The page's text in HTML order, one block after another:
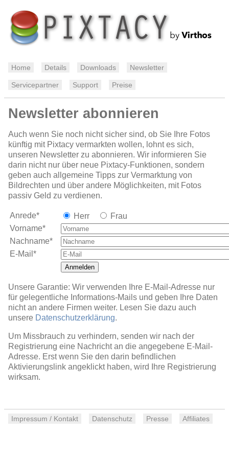
Home Details Downloads Newsletter
Servicepartner Support Preise
Newsletter abonnieren
Auch wenn Sie noch nicht sicher sind, ob Sie Ihre Fotos
künftig mit Pixtacy vermarkten wollen, lohnt es sich,
unseren Newsletter zu abonnieren. Wir informieren Sie
darin nicht nur über neue Pixtacy-Funktionen, sondern
geben auch allgemeine Tipps zur Vermarktung von
Bildrechten und über andere Möglichkeiten, mit Fotos
passiv Geld zu verdienen.
Anrede* Herr
Frau
Vorname*
Nachname*
E-Mail*
Anmelden
Unsere Garantie: Wir verwenden Ihre E-Mail-Adresse nur
für gelegentliche Informations-Mails und geben Ihre Daten
nicht an andere Firmen weiter. Lesen Sie dazu auch
unsere Datenschutzerklärung.
Um Missbrauch zu verhindern, senden wir nach der
Registrierung eine Nachricht an die angegebene E-Mail-
Adresse. Erst wenn Sie den darin befindlichen
Aktivierungslink angeklickt haben, wird Ihre Registrierung
wirksam.
Impressum / Kontakt Datenschutz Presse Affiliates